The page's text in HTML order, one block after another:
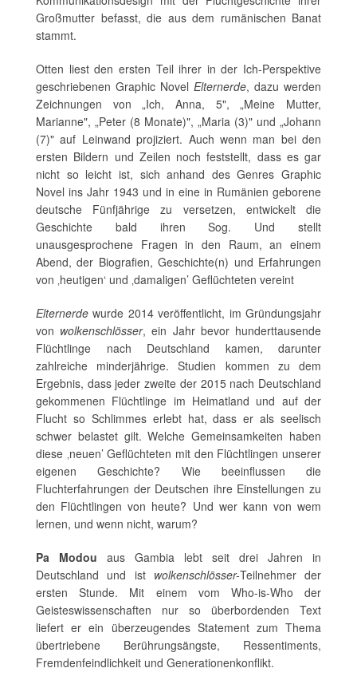
Großmutter befasst, die aus dem rumänischen Banat
stammt.
Otten liest den ersten Teil ihrer in der Ich-Perspektive
geschriebenen Graphic Novel Elternerde, dazu werden
Zeichnungen von „Ich, Anna, 5", „Meine Mutter,
Marianne", „Peter (8 Monate)", „Maria (3)" und „Johann
(7)" auf Leinwand projiziert. Auch wenn man bei den
ersten Bildern und Zeilen noch feststellt, dass es gar
nicht so leicht ist, sich anhand des Genres Graphic
Novel ins Jahr 1943 und in eine in Rumänien geborene
deutsche Fünfjährige zu versetzen, entwickelt die
Geschichte bald ihren Sog. Und stellt
unausgesprochene Fragen in den Raum, an einem
Abend, der Biografien, Geschichte(n) und Erfahrungen
von ‚heutigen‘ und ‚damaligen’ Geflüchteten vereint
Elternerde wurde 2014 veröffentlicht, im Gründungsjahr
von wolkenschlösser, ein Jahr bevor hunderttausende
Flüchtlinge nach Deutschland kamen, darunter
zahlreiche minderjährige. Studien kommen zu dem
Ergebnis, dass jeder zweite der 2015 nach Deutschland
gekommenen Flüchtlinge im Heimatland und auf der
Flucht so Schlimmes erlebt hat, dass er als seelisch
schwer belastet gilt. Welche Gemeinsamkeiten haben
diese ‚neuen’ Geflüchteten mit den Flüchtlingen unserer
eigenen Geschichte? Wie beeinflussen die
Fluchterfahrungen der Deutschen ihre Einstellungen zu
den Flüchtlingen von heute? Und wer kann von wem
lernen, und wenn nicht, warum?
Pa Modou aus Gambia lebt seit drei Jahren in
Deutschland und ist wolkenschlösser-Teilnehmer der
ersten Stunde. Mit einem vom Who-is-Who der
Geisteswissenschaften nur so überbordenden Text
liefert er ein überzeugendes Statement zum Thema
übertriebene Berührungsängste, Ressentiments,
Fremdenfeindlichkeit und Generationenkonflikt.